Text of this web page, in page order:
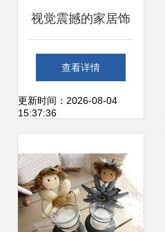
视觉震撼的家居饰
品 点亮空间的极致
美学
查看详情
更新时间：2026-08-04
15:37:36